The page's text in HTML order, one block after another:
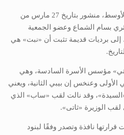
وفي حوار مع جريدة الشرق الأوسط، منشور بتاريخ 27 مارس من
الأثري بسام الشماع وعضو الجمعية
إلى برديات قديمة تثبت أن «نبت» هي
مؤسس الأسرة السادسة، وهي
الأولى وعنخس إن بيبي الثانية، ويعني
وقد نالت لقب «ساب» الذي
الوزيرة «ثاتى».
نافذة وتصدر وفقًا لبنود